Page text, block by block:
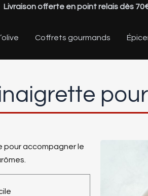
Livraison offerte en point relais dès
Coffrets gourmands
pour accompagner le